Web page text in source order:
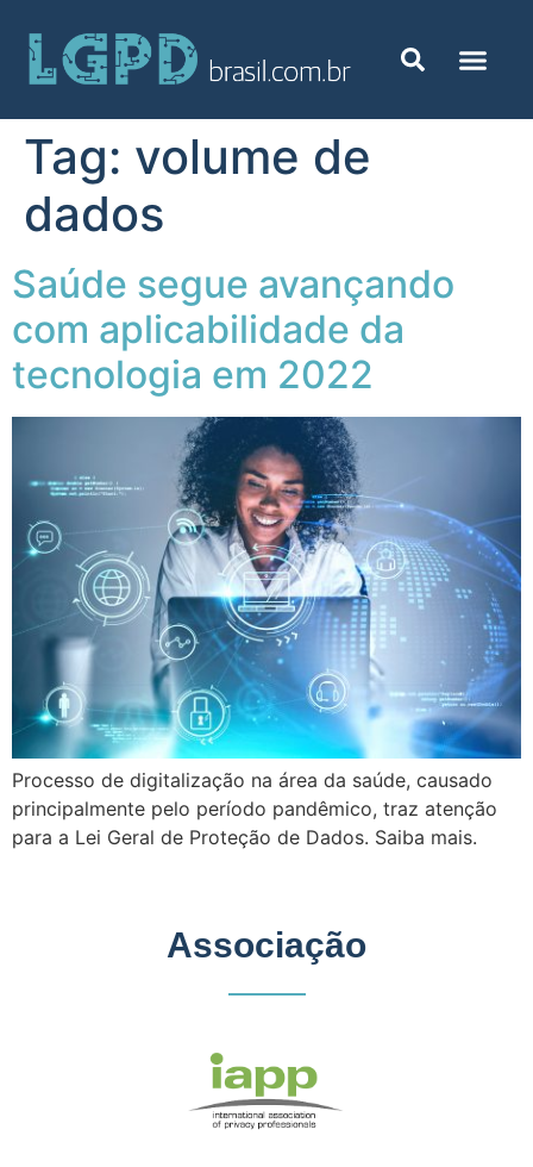
Tag: volume de
dados
Saúde segue avançando
com aplicabilidade da
tecnologia em 2022
Processo de digitalização na área da saúde, causado
principalmente pelo período pandêmico, traz atenção
para a Lei Geral de Proteção de Dados. Saiba mais.
Associação